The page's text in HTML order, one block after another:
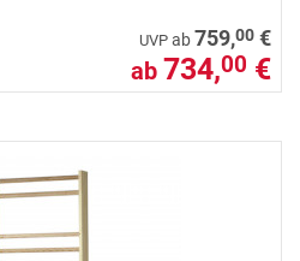
UVP ab759,00 €
ab 734,00 €